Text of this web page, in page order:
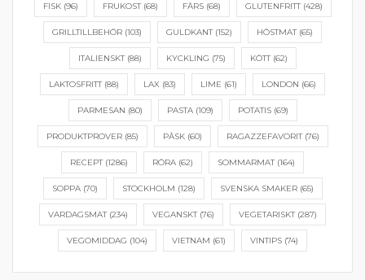
FISK(96) FRUKOST(68) FÄRS(68) GLUTENFRITT(428)
GRILLTILLBEHÖR (103) GULDKANT(152) HÖSTMAT(65)
ITALIENSKT(88) KYCKLING (75) KÖTT(62)
LAKTOSFRITT(88) LAX (83) LIME (61) LONDON (66)
PARMESAN (80) PASTA(109) POTATIS(69)
PRODUKTPROVER(85) PÅSK(60) RAGAZZEFAVORIT(76)
RECEPT(1286) RÖRA (62) SOMMARMAT(164)
SOPPA(70) STOCKHOLM (128) SVENSKA SMAKER(65)
VARDAGSMAT(234) VEGANSKT(76) VEGETARISKT(287)
VEGOMIDDAG (104) VIETNAM (61) VINTIPS (74)